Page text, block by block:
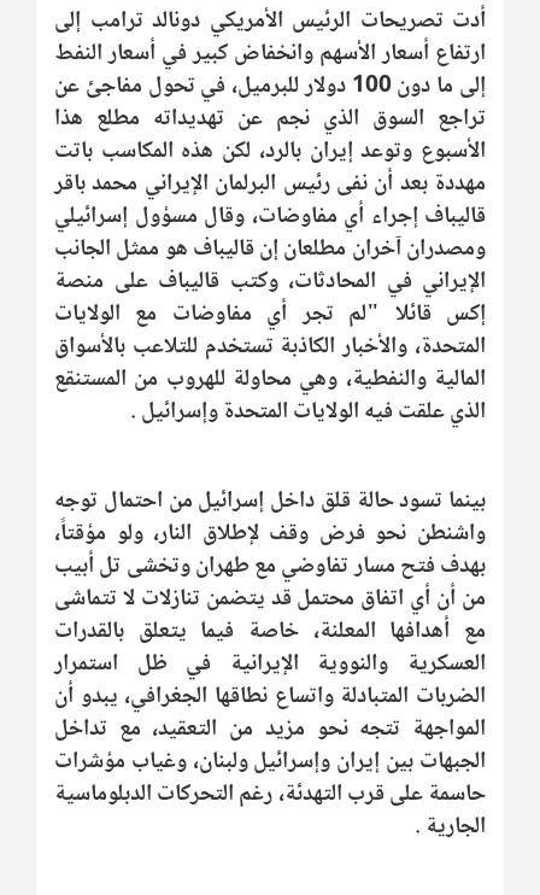
أدت تصريحات الرئيس الأمريكي دونالد ترامب إلى
ارتفاع أسعار الأسهم وانخفاض كبير في أسعار النفط
إلى ما دون 100 دولار للبرميل، في تحول مفاجئ عن
تراجع السوق الذي نجم عن تهديداته مطلع هذا
الأسبوع وتوعد إيران بالرد، لكن ‌هذه المكاسب باتت
مهددة بعد أن نفى رئيس البرلمان الإيراني محمد باقر
قاليباف إجراء أي مفاوضات، وقال مسؤول إسرائيلي
ومصدران آخران مطلعان إن قاليباف هو ممثل الجانب
الإيراني في المحادثات، وكتب قاليباف على منصة
إكس قائلا "لم تجر أي مفاوضات مع الولايات
المتحدة، والأخبار الكاذبة تستخدم للتلاعب بالأسواق
المالية والنفطية، وهي محاولة للهروب من المستنقع
الذي علقت فيه الولايات المتحدة وإسرائيل .
بينما تسود حالة قلق داخل إسرائيل من احتمال توجه
واشنطن نحو فرض وقف لإطلاق النار، ولو مؤقتاً،
بهدف فتح مسار تفاوضي مع طهران وتخشى تل أبيب
من أن أي اتفاق محتمل قد يتضمن تنازلات لا تتماشى
مع أهدافها المعلنة، خاصة فيما يتعلق بالقدرات
العسكرية والنووية الإيرانية في ظل استمرار
الضربات المتبادلة واتساع نطاقها الجغرافي، يبدو أن
المواجهة تتجه نحو مزيد من التعقيد، مع تداخل
الجبهات بين إيران وإسرائيل ولبنان، وغياب مؤشرات
حاسمة على قرب التهدئة، رغم التحركات الدبلوماسية
الجارية .